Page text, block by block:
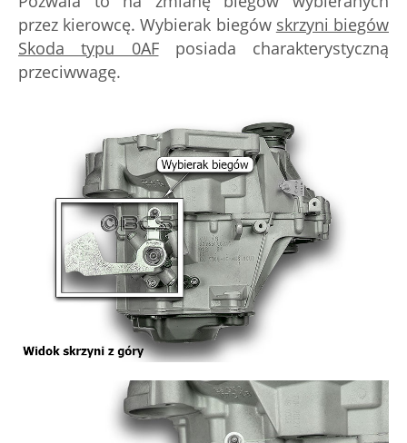
przez kierowcę. Wybierak biegów skrzyni biegów
Skoda typu 0AFposiada charakterystyczną
przeciwwagę.